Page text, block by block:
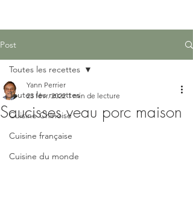
Post
Toutes les recettes
Cuisine Chinoise
Cuisine française
Cuisine du monde
Toutes les recettes
Saucisses veau porc maison
Yann Perrier
23 févr. 2022 1 min de lecture